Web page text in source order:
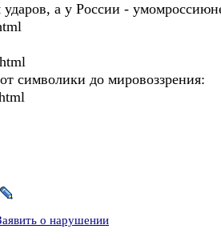
а у России -
символики до мировоззрения:
о нарушении